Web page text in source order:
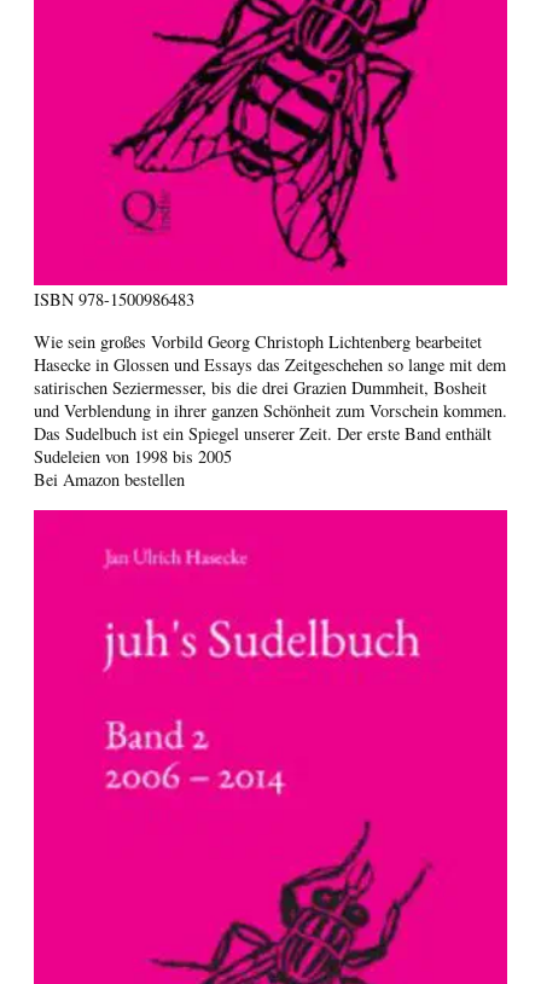
ISBN 978-1500986483
Wie sein großes Vorbild Georg Christoph Lichtenberg bearbeitet
Hasecke in Glossen und Essays das Zeitgeschehen so lange mit dem
satirischen Seziermesser, bis die drei Grazien Dummheit, Bosheit
und Verblendung in ihrer ganzen Schönheit zum Vorschein kommen.
Das Sudelbuch ist ein Spiegel unserer Zeit. Der erste Band enthält
Sudeleien von 1998 bis 2005
Bei Amazon bestellen